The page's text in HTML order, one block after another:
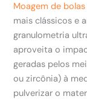
Moagem de bolas
mais clássicos e
granulometria
aproveita o
geradas pelos
ou zircônia) à
pulverizar o